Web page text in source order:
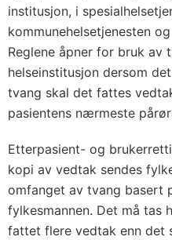
institusjon, i
kommunehelsetjenesten
Reglene åpner for bruk av
helseinstitusjon dersom
tvang skal det fattes
pasientens nærmeste
Etterpasient- og
kopi av vedtak sendes
omfanget av tvang basert
fylkesmannen. Det må
fattet flere vedtak enn det